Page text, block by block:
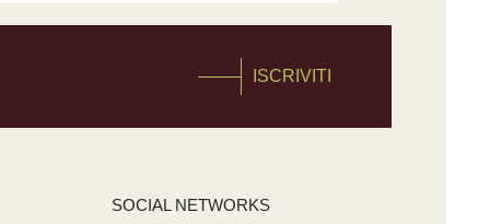
ISCRIVITI
SOCIAL NETWORKS